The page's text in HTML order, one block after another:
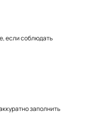
если соблюдать
заполнить